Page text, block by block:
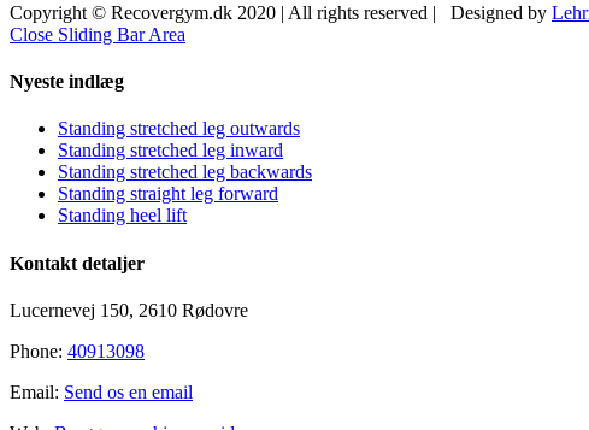
Copyright © Recovergym.dk 2020 | All rights reserved | Designed by
Close Sliding Bar Area
Nyeste indlæg
Standing stretched leg outwards
Standing stretched leg inward
Standing stretched leg backwards
Standing straight leg forward
Standing heel lift
Kontakt detaljer
Lucernevej 150, 2610 Rødovre
Phone: 40913098
Email: Send os en email